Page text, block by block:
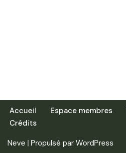
Accueil Espace membres
Crédits
Neve | Propulsé par WordPress